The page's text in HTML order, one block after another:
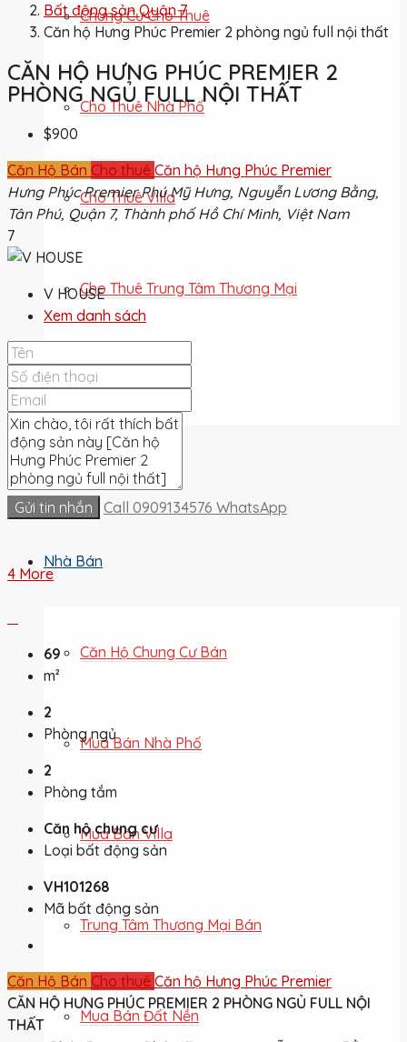
Chung Cư Cho Thuê
Cho Thuê Nhà Phố
Cho Thuê Villa
Cho Thuê Trung Tâm Thương Mại
Cho Thuê Đất
Cho Thuê
Nhà Bán
Căn Hộ Chung Cư Bán
Mua Bán Nhà Phố
Mua Bán Villa
Trung Tâm Thương Mại Bán
Mua Bán Đất Nền
Bất động sản Quận 7
Căn hộ Hưng Phúc Premier 2 phòng ngủ full nội thất
CĂN HỘ HƯNG PHÚC PREMIER 2
PHÒNG NGỦ FULL NỘI THẤT
$900
Căn Hộ Bán Cho thuê Căn hộ Hưng Phúc Premier
Hưng Phúc Premier Phú Mỹ Hưng, Nguyễn Lương Bằng,
Tân Phú, Quận 7, Thành phố Hồ Chí Minh, Việt Nam
7
V HOUSE
Xem danh sách
Gửi tin nhắn Call 0909134576 WhatsApp
4 More
69
m²
2
Phòng ngủ
2
Phòng tắm
Căn hộ chung cư
Loại bất động sản
VH101268
Mã bất động sản
Căn Hộ Bán Cho thuê Căn hộ Hưng Phúc Premier
CĂN HỘ HƯNG PHÚC PREMIER 2 PHÒNG NGỦ FULL NỘI
THẤT